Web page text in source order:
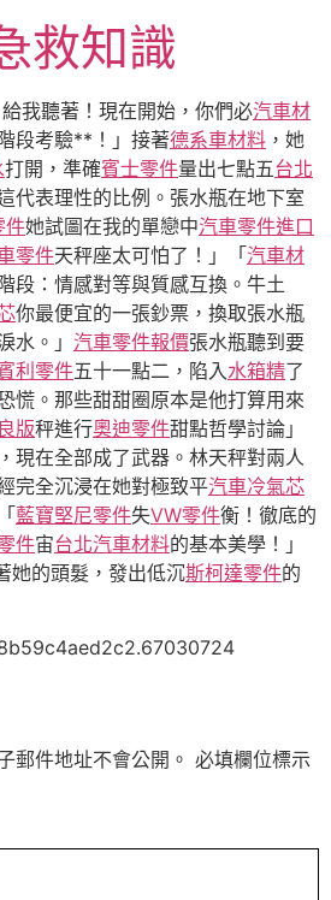
救知識
給我聽著！現在開始，你們必汽車材
段考驗**！」接著德系車材料 ，她
打開，準確賓士零件量出七點五台北
代表理性的比例。張水瓶在地下室
件她試圖在我的單戀中汽車零件進口
零件天秤座太可怕了！」「 汽車材
段：情感對等與質感互換。牛土
你最便宜的一張鈔票，換取張水瓶
水。」 汽車零件報價張水瓶聽到要
利零件五十一點二，陷入水箱精了
慌。那些甜甜圈原本是他打算用來
版秤進行奧迪零件甜點哲學討論」
現在全部成了武器。林天秤對兩人
完全沉浸在她對極致平汽車冷氣芯
藍寶堅尼零件失VW零件衡！徹底的
件宙台北汽車材料的基本美學！」
她的頭髮，發出低沉斯柯達零件的
郵件地址不會公開。 必填欄位標示